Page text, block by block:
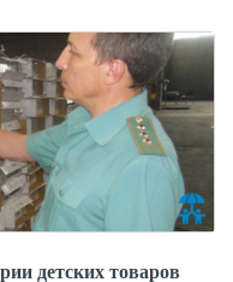
детских товаров